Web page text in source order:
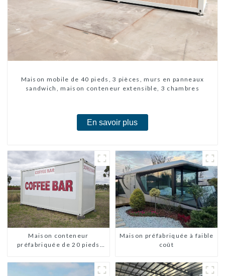
Maison mobile de 40 pieds, 3 pièces, murs en panneaux
sandwich, maison conteneur extensible, 3 chambres
En savoir plus
Maison conteneur
préfabriquée de 20 pieds
mobiles chinoises
modernes à 2 chambres
Maison préfabriquée à faible
coût